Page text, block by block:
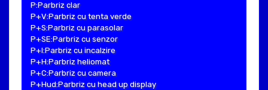
P:Parbriz clar
P+V:Parbriz cu tenta verde
P+S:Parbriz cu parasolar
P+SE:Parbriz cu senzor
P+I:Parbriz cu incalzire
P+H:Parbriz heliomat
P+C:Parbriz cu camera
P+Hud:Parbriz cu head up display